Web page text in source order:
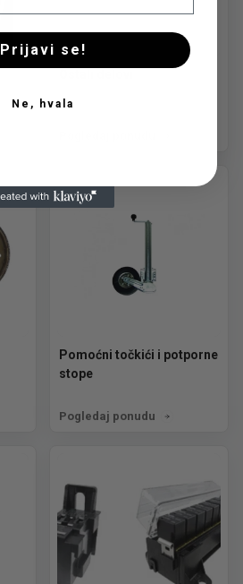
Pomoćni točkići i potporne
stope
Pogledaj ponudu
Prijavi se!
Ne, hvala